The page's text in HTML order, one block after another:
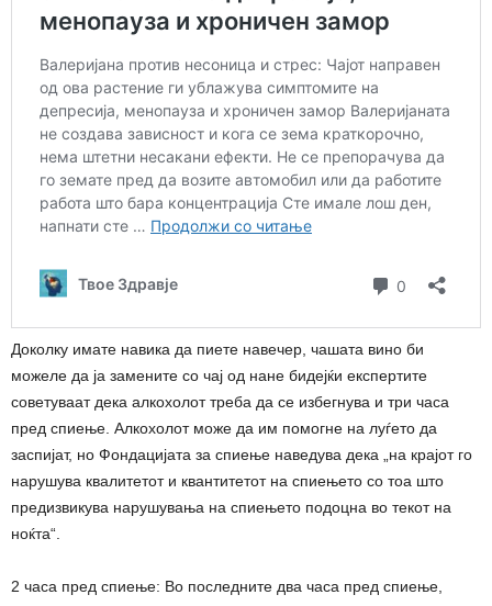
Доколку имате навика да пиете навечер, чашата вино би
можеле да ја замените со чај од нане бидејќи експертите
советуваат дека алкохолот треба да се избегнува и три часа
пред спиење. Алкохолот може да им помогне на луѓето да
заспијат, но Фондацијата за спиење наведува дека „на крајот го
нарушува квалитетот и квантитетот на спиењето со тоа што
предизвикува нарушувања на спиењето подоцна во текот на
ноќта“.
2 часа пред спиење: Во последните два часа пред спиење,